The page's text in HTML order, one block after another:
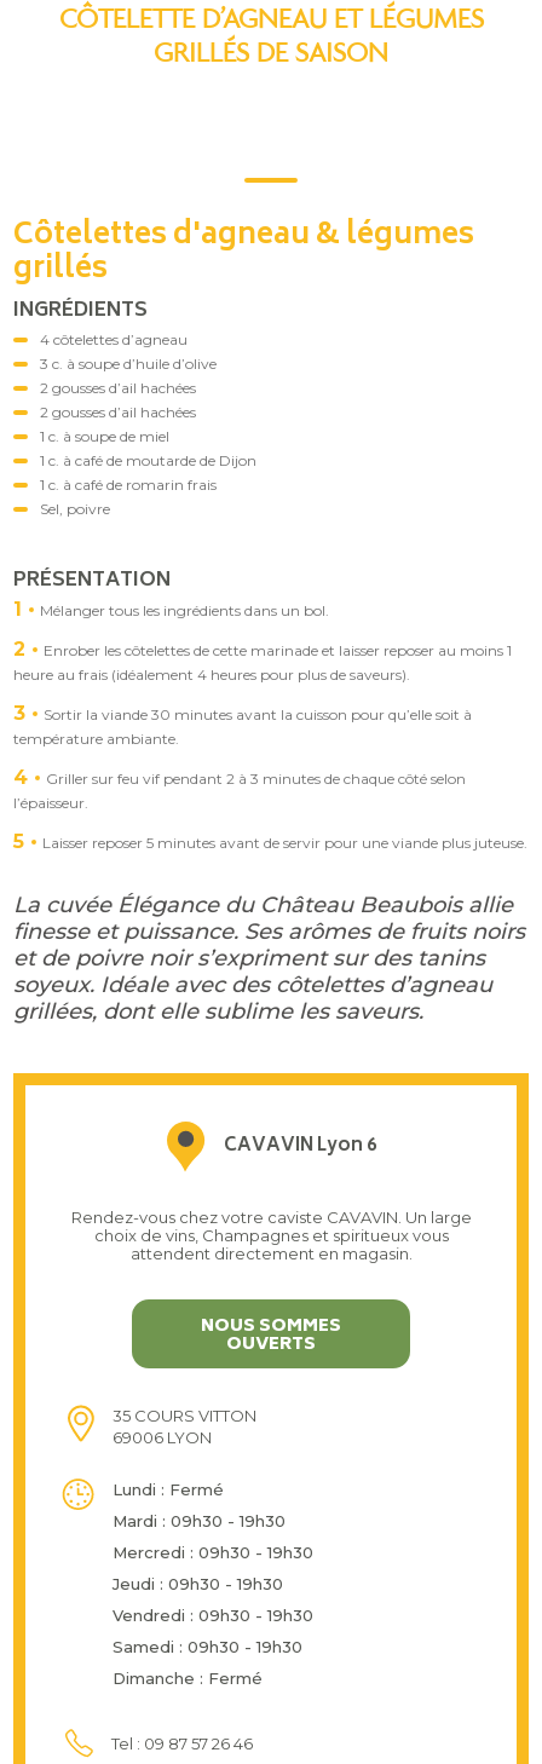
CÔTELETTE D’AGNEAU ET LÉGUMES
GRILLÉS DE SAISON
Côtelettes d'agneau & légumes
grillés
INGRÉDIENTS
4 côtelettes d’agneau
3 c. à soupe d’huile d’olive
2 gousses d’ail hachées
2 gousses d’ail hachées
1 c. à soupe de miel
1 c. à café de moutarde de Dijon
1 c. à café de romarin frais
Sel, poivre
PRÉSENTATION
1 Mélanger tous les ingrédients dans un bol.
2
Enrober les côtelettes de cette marinade et laisser reposer au moins 1
heure au frais (idéalement 4 heures pour plus de saveurs).
3
Sortir la viande 30 minutes avant la cuisson pour qu’elle soit à
température ambiante.
4
Griller sur feu vif pendant 2 à 3 minutes de chaque côté selon
l’épaisseur.
5 Laisser reposer 5 minutes avant de servir pour une viande plus juteuse.
La cuvée Élégance du Château Beaubois allie
finesse et puissance. Ses arômes de fruits noirs
et de poivre noir s’expriment sur des tanins
soyeux. Idéale avec des côtelettes d’agneau
grillées, dont elle sublime les saveurs.
CAVAVIN Lyon 6
Rendez-vous chez votre caviste CAVAVIN. Un large
choix de vins, Champagnes et spiritueux vous
attendent directement en magasin.
NOUS SOMMES
OUVERTS
35 COURS VITTON
69006 LYON
Lundi : Fermé
Mardi : 09h30 - 19h30
Mercredi : 09h30 - 19h30
Jeudi : 09h30 - 19h30
Vendredi : 09h30 - 19h30
Samedi : 09h30 - 19h30
Dimanche : Fermé
Tel : 09 87 57 26 46